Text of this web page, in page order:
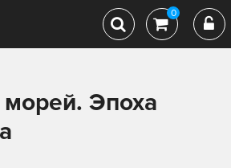
0
Эпоха